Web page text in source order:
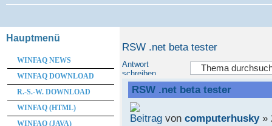
RSW .net beta tester
Antwort
schreiben
RSW .net beta tester
von computerhusky»
Hauptmenü
WINFAQ NEWS
WINFAQ DOWNLOAD
R.-S.-W. DOWNLOAD
WINFAQ (HTML)
WINFAQ (JAVA)